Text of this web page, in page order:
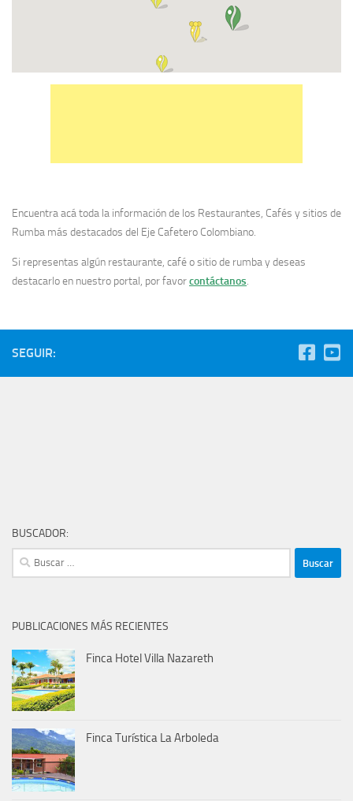
Encuentra acá toda la información de los Restaurantes, Cafés y sitios de
Rumba más destacados del Eje Cafetero Colombiano.
Si representas algún restaurante, café o sitio de rumba y deseas
destacarlo en nuestro portal, por favorcontáctanos.
SEGUIR:
BUSCADOR:
Buscar:
PUBLICACIONES MÁS RECIENTES
Finca Hotel Villa Nazareth
Finca Turística La Arboleda